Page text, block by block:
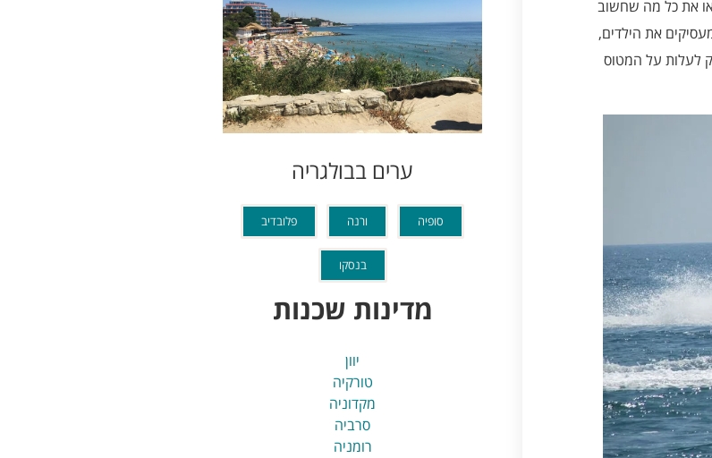
את כל מה שחשוב
את הילדים,
לעלות על המטוס
ערים בבולגריה
סופיה ורנה פלובדיב
בנסקו
מדינות שכנות
יוון
טורקיה
מקדוניה
סרביה
רומניה